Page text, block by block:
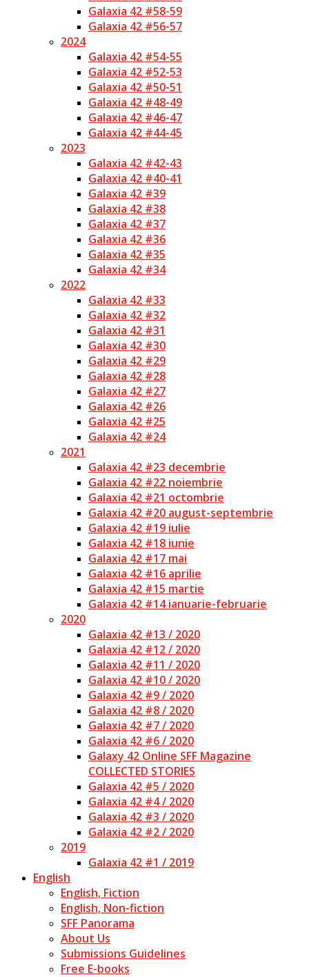
Galaxia 42 #58-59
Galaxia 42 #56-57
2024
Galaxia 42 #54-55
Galaxia 42 #52-53
Galaxia 42 #50-51
Galaxia 42 #48-49
Galaxia 42 #46-47
Galaxia 42 #44-45
2023
Galaxia 42 #42-43
Galaxia 42 #40-41
Galaxia 42 #39
Galaxia 42 #38
Galaxia 42 #37
Galaxia 42 #36
Galaxia 42 #35
Galaxia 42 #34
2022
Galaxia 42 #33
Galaxia 42 #32
Galaxia 42 #31
Galaxia 42 #30
Galaxia 42 #29
Galaxia 42 #28
Galaxia 42 #27
Galaxia 42 #26
Galaxia 42 #25
Galaxia 42 #24
2021
Galaxia 42 #23 decembrie
Galaxia 42 #22 noiembrie
Galaxia 42 #21 octombrie
Galaxia 42 #20 august-septembrie
Galaxia 42 #19 iulie
Galaxia 42 #18 iunie
Galaxia 42 #17 mai
Galaxia 42 #16 aprilie
Galaxia 42 #15 martie
Galaxia 42 #14 ianuarie-februarie
2020
Galaxia 42 #13 / 2020
Galaxia 42 #12 / 2020
Galaxia 42 #11 / 2020
Galaxia 42 #10 / 2020
Galaxia 42 #9 / 2020
Galaxia 42 #8 / 2020
Galaxia 42 #7 / 2020
Galaxia 42 #6 / 2020
Galaxy 42 Online SFF Magazine
COLLECTED STORIES
Galaxia 42 #5 / 2020
Galaxia 42 #4 / 2020
Galaxia 42 #3 / 2020
Galaxia 42 #2 / 2020
2019
Galaxia 42 #1 / 2019
English
English, Fiction
English, Non-fiction
SFF Panorama
About Us
Submissions Guidelines
Free E-books